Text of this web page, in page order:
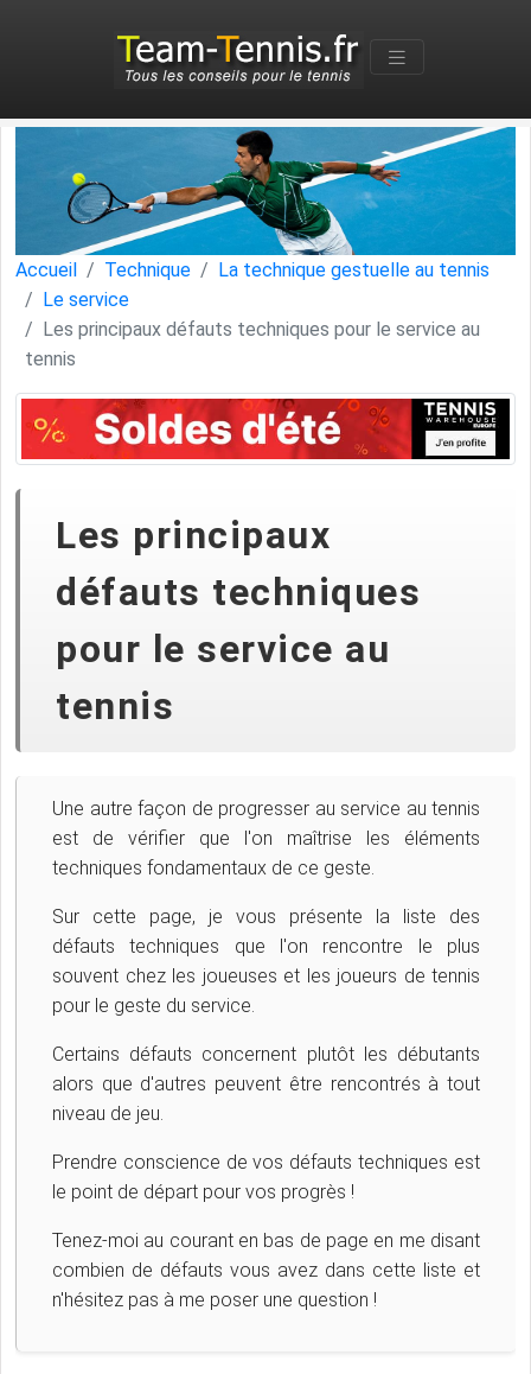
Accueil Technique
La technique gestuelle au tennis
Le service
Les principaux défauts techniques pour le service au
tennis
Les principaux
défauts techniques
pour le service au
tennis
Une autre façon de progresser au service au tennis
est de vérifier que l'on maîtrise les éléments
techniques fondamentaux de ce geste.
Sur cette page, je vous présente la liste des
défauts techniques que l'on rencontre le plus
souvent chez les joueuses et les joueurs de tennis
pour le geste du service.
Certains défauts concernent plutôt les débutants
alors que d'autres peuvent être rencontrés à tout
niveau de jeu.
Prendre conscience de vos défauts techniques est
le point de départ pour vos progrès !
Tenez-moi au courant en bas de page en me disant
combien de défauts vous avez dans cette liste et
n'hésitez pas à me poser une question !